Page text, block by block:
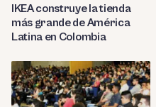
IKEA construye la tienda
más grande de América
Latina en Colombia